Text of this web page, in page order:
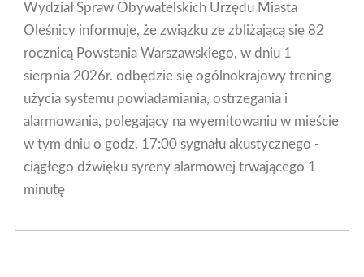
Wydział Spraw Obywatelskich Urzędu Miasta
Oleśnicy informuje, że związku ze zbliżającą się 82
rocznicą Powstania Warszawskiego, w dniu 1
sierpnia 2026r. odbędzie się ogólnokrajowy trening
użycia systemu powiadamiania, ostrzegania i
alarmowania, polegający na wyemitowaniu w mieście
w tym dniu o godz. 17:00 sygnału akustycznego -
ciągłego dźwięku syreny alarmowej trwającego 1
minutę